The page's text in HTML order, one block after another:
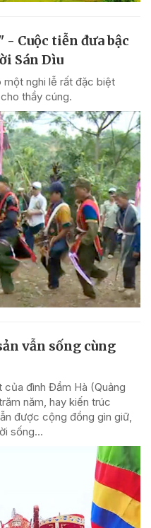
Cuộc tiễn đưa bậc
Sán Dìu
một nghi lễ rất đặc biệt
thầy cúng.
vẫn sống cùng
đình Đầm Hà (Quảng
năm, hay kiến trúc
được cộng đồng gìn giữ,
sống...